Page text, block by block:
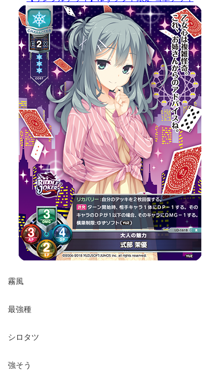
霧風
最強種
シロタツ
強そう